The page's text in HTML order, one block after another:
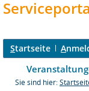
Startseite A
Sie sind hier: